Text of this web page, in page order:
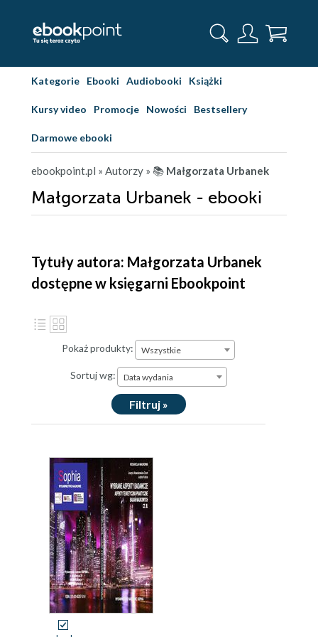
Kategorie Ebooki Audiobooki Książki
Kursy video Promocje Nowości Bestsellery
Darmowe ebooki
ebookpoint.pl » Autorzy » 📚 Małgorzata Urbanek
Małgorzata Urbanek - ebooki
Tytuły autora: Małgorzata Urbanek
dostępne w księgarni Ebookpoint
Pokaż produkty: Wszystkie
Sortuj wg: Data wydania
Filtruj »